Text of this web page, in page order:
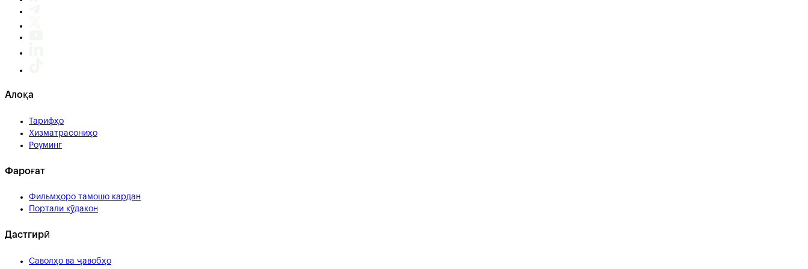
Алоқа
Тарифҳо
Хизматрасониҳо
Роуминг
Фароғат
Фильмҳоро тамошо кардан
Портали кӯдакон
Дастгирӣ
Саволҳо ва ҷавобҳо